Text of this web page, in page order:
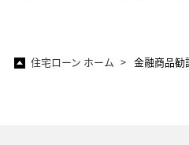
住宅ローン ホーム 金融商品勧